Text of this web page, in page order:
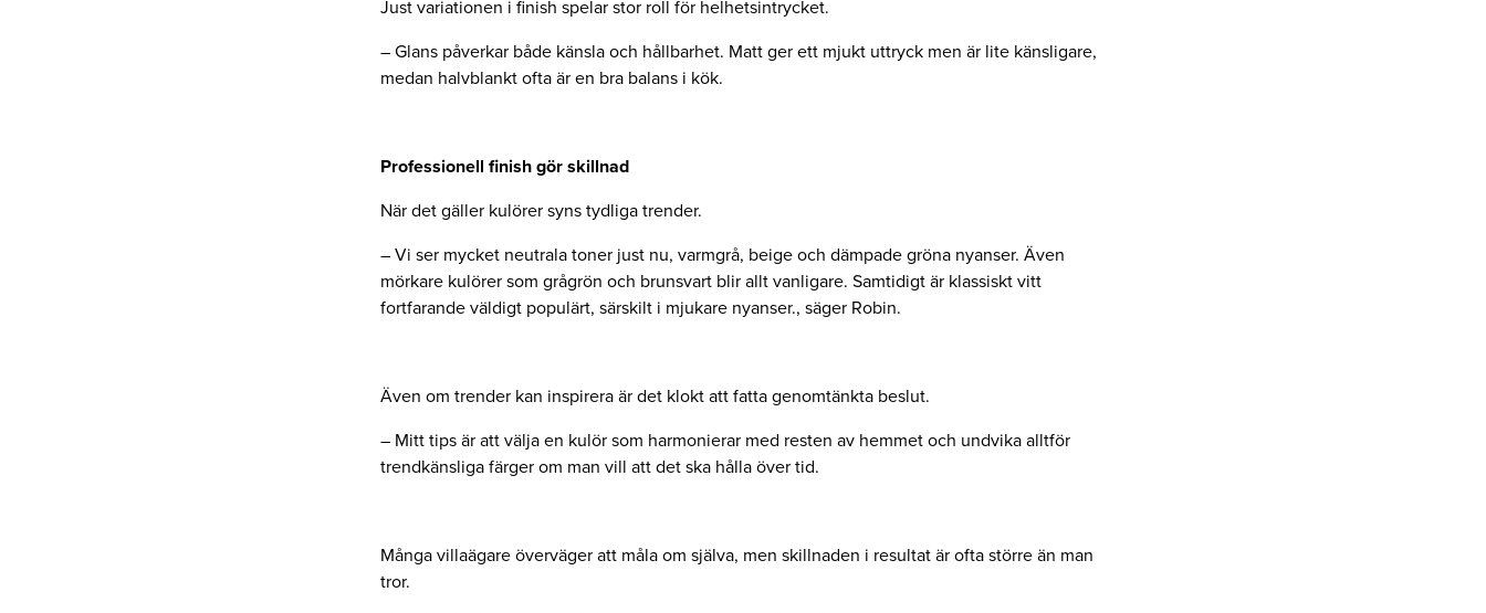
Just variationen i finish spelar stor roll för helhetsintrycket.
– Glans påverkar både känsla och hållbarhet. Matt ger ett mjukt uttryck men är lite känsligare,
medan halvblankt ofta är en bra balans i kök.
Professionell finish gör skillnad
När det gäller kulörer syns tydliga trender.
– Vi ser mycket neutrala toner just nu, varmgrå, beige och dämpade gröna nyanser. Även
mörkare kulörer som grågrön och brunsvart blir allt vanligare. Samtidigt är klassiskt vitt
fortfarande väldigt populärt, särskilt i mjukare nyanser., säger Robin.
Även om trender kan inspirera är det klokt att fatta genomtänkta beslut.
– Mitt tips är att välja en kulör som harmonierar med resten av hemmet och undvika alltför
trendkänsliga färger om man vill att det ska hålla över tid.
Många villaägare överväger att måla om själva, men skillnaden i resultat är ofta större än man
tror.